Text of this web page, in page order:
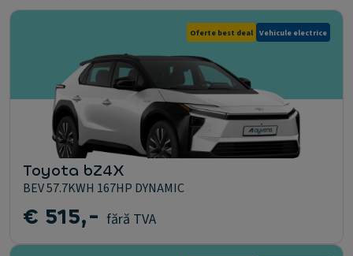
Oferte best deal Vehicule electrice
Toyota bZ4X
BEV 57.7KWH 167HP DYNAMIC
€ 515,- fără TVA